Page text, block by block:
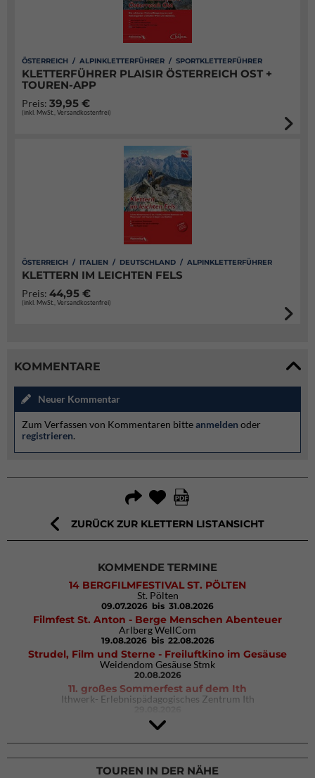
ÖSTERREICH / ALPINKLETTERFÜHRER / SPORTKLETTERFÜHRER
KLETTERFÜHRER PLAISIR ÖSTERREICH OST +
TOUREN-APP
Preis: 39,95 €
(inkl. MwSt., Versandkostenfrei)
ÖSTERREICH / ITALIEN / DEUTSCHLAND / ALPINKLETTERFÜHRER
KLETTERN IM LEICHTEN FELS
Preis: 44,95 €
(inkl. MwSt., Versandkostenfrei)
KOMMENTARE
Neuer Kommentar
Zum Verfassen von Kommentaren bitteanmelden oder
registrieren.
ZURÜCK ZUR KLETTERN LISTANSICHT
KOMMENDE TERMINE
14 BERGFILMFESTIVAL ST. PÖLTEN
St. Pölten
09.07.2026 bis 31.08.2026
Filmfest St. Anton - Berge Menschen Abenteuer
Arlberg WellCom
19.08.2026 bis 22.08.2026
Strudel, Film und Sterne - Freiluftkino im Gesäuse
Weidendom Gesäuse Stmk
20.08.2026
11. großes Sommerfest auf dem Ith
Ithwerk- Erlebnispädagogisches Zentrum Ith
4Blocs KIDS 2026
DAV Kletter- & Boulderzentrum München Süd (Thalkirchen)
26.09.2026
TOUREN IN DER NÄHE